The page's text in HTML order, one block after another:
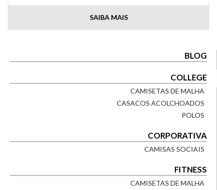
SAIBA MAIS
BLOG
COLLEGE
CAMISETAS DE MALHA
CASACOS ACOLCHOADOS
POLOS
CORPORATIVA
CAMISAS SOCIAIS
FITNESS
CAMISETAS DE MALHA